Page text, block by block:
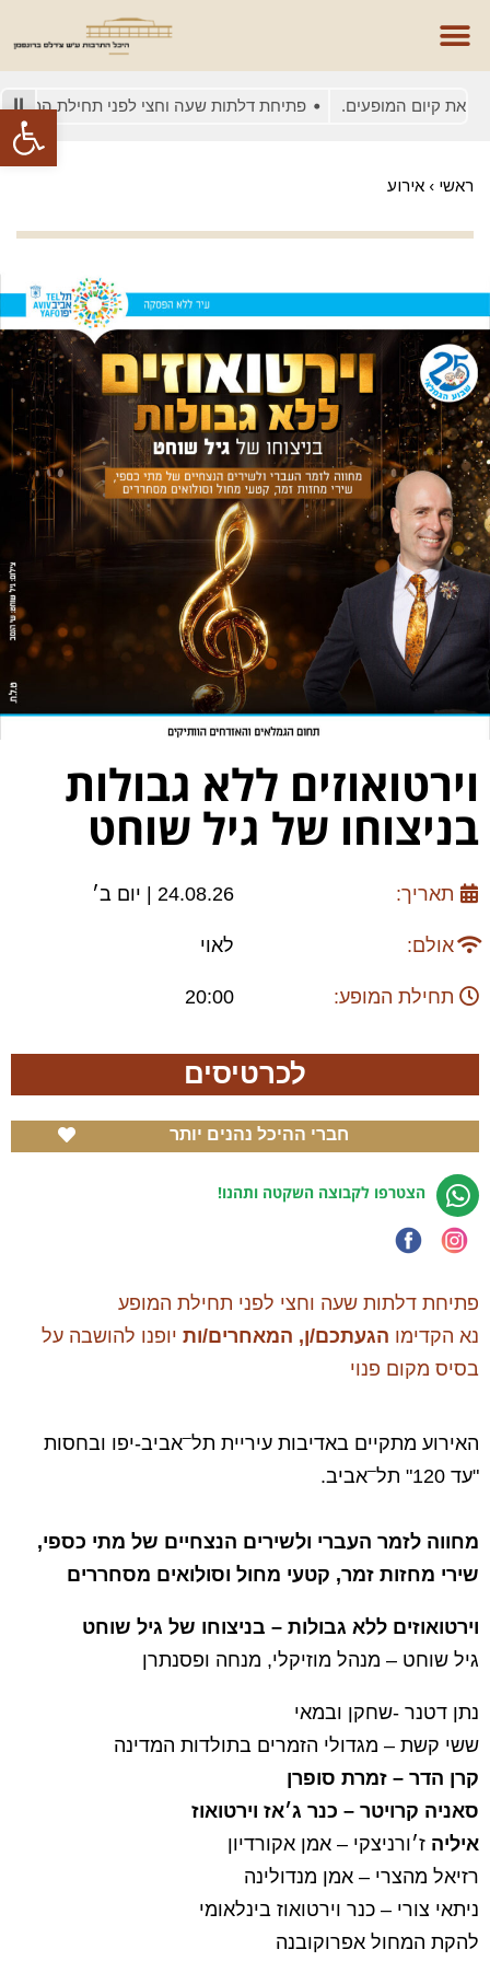
פתח קיום המופעים. פתיחת דלתות שעה וחצי לפני תחילת המופע
ראשי › אירוע
וירטואוזים ללא גבולות
בניצוחו של גיל שוחט
תאריך: 24.08.26 | יום ב׳
אולם: לאוי
תחילת המופע: 20:00
לכרטיסים
חברי ההיכל נהנים יותר
הצטרפו לקבוצה השקטה ותהנו!
פתיחת דלתות שעה וחצי לפני תחילת המופע
נא הקדימו הגעתכם/ן, המאחרים/ות יופנו להושבה על
בסיס מקום פנוי
האירוע מתקיים באדיבות עיריית תל–אביב-יפו ובחסות
"עד 120" תל
–אביב.
מחווה לזמר העברי ולשירים הנצחיים של מתי כספי,
שירי מחזות זמר, קטעי מחול וסולואים מסחררים
וירטואוזים ללא גבולות – בניצוחו של גיל שוחט
גיל שוחט – מנהל מוזיקלי, מנחה ופסנתרן
נתן דטנר -שחקן ובמאי
ששי קשת – מגדולי הזמרים בתולדות המדינה
קרן הדר – זמרת סופרן
סאניה קרויטר – כנר ג׳אז וירטואוז
איליה ז׳ורניצקי – אמן אקורדיון
רזיאל מהצרי – אמן מנדולינה
ניתאי צורי – כנר וירטואוז בינלאומי
להקת המחול אפרוקובנה